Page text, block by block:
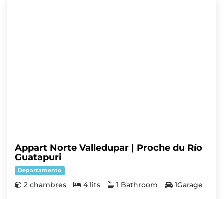
Appart Norte Valledupar | Proche du Río
Guatapuri
Departamento
2 chambres 4 lits 1 Bathroom 1Garage